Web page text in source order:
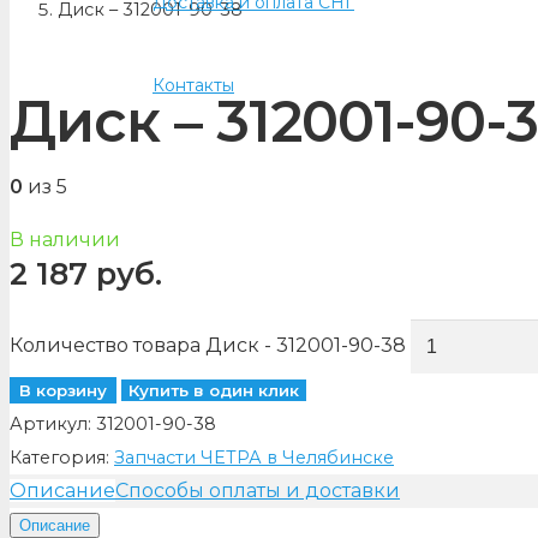
Контакты
Диск – 312001-90-38
Диск – 312001-90-
0 из 5
В наличии
2 187 руб.
Количество товара Диск - 312001-90-38
В корзину Купить в один клик
Артикул: 312001-90-38
Категория: Запчасти ЧЕТРА в Челябинске
ОписаниеСпособы оплаты и доставки
Описание